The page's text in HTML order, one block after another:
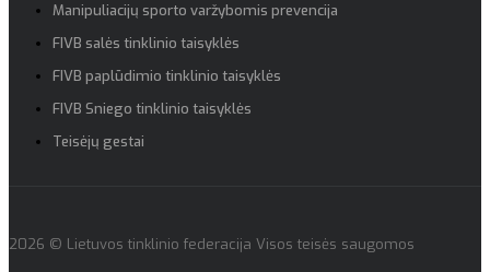
Manipuliacijų sporto varžybomis prevencija
FIVB salės tinklinio taisyklės
FIVB paplūdimio tinklinio taisyklės
FIVB Sniego tinklinio taisyklės
Teisėjų gestai
2026 © Lietuvos tinklinio federacija Visos teisės saugomos